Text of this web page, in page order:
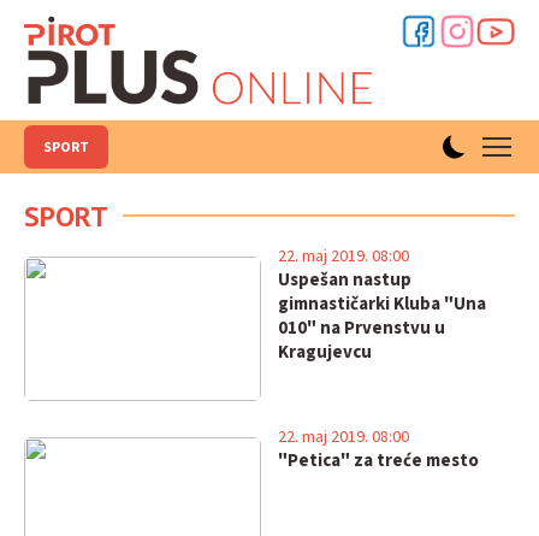
SPORT
SPORT
Uspešan nastup
gimnastičarki Kluba "Una
010" na Prvenstvu u
Kragujevcu
22. maj 2019. 08:00
"Petica" za treće mesto
22. maj 2019. 08:00